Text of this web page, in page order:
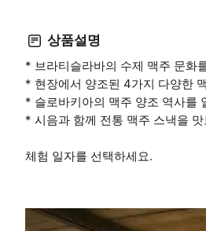
상품설명
* 브라티슬라바의 수제 맥주 문화
* 현장에서 양조된 4가지 다양한
* 슬로바키아의 맥주 양조 역사를
* 시음과 함께 전통 맥주 스낵을
체험 일자를 선택하세요.